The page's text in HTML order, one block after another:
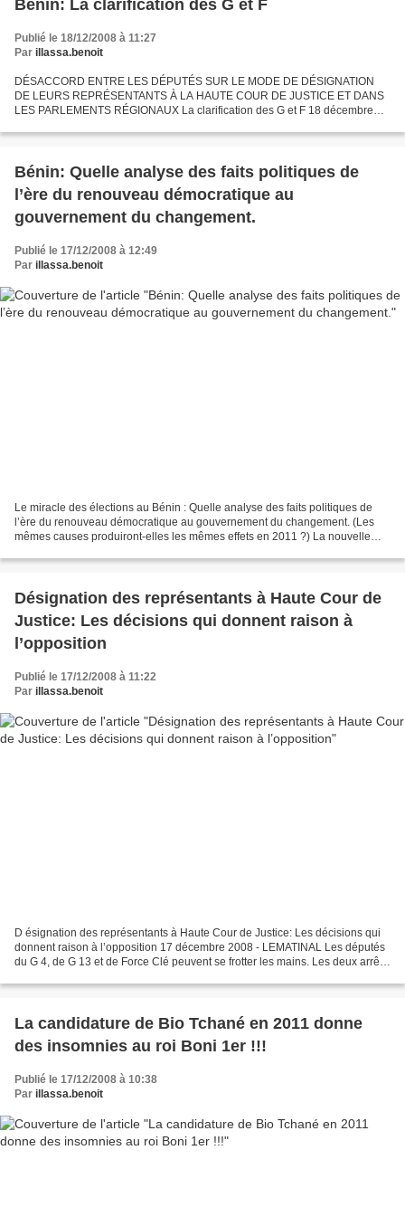
Bénin: La clarification des G et F
Publié le 18/12/2008 à 11:27
Par illassa.benoit
DÉSACCORD ENTRE LES DÉPUTÉS SUR LE MODE DE DÉSIGNATION
DE LEURS REPRÉSENTANTS À LA HAUTE COUR DE JUSTICE ET DANS
LES PARLEMENTS RÉGIONAUX La clarification des G et F 18 décembre
députés G et...
Bénin: Quelle analyse des faits politiques de
l’ère du renouveau démocratique au
gouvernement du changement.
Publié le 17/12/2008 à 12:49
Par illassa.benoit
Le miracle des élections au Bénin : Quelle analyse des faits politiques de
l’ère du renouveau démocratique au gouvernement du changement. (Les
mêmes causes produiront-elles les mêmes effets en 2011 ?) La nouvelle
Désignation des représentants à Haute Cour de
Justice: Les décisions qui donnent raison à
l’opposition
Publié le 17/12/2008 à 11:22
Par illassa.benoit
D ésignation des représentants à Haute Cour de Justice: Les décisions qui
donnent raison à l’opposition 17 décembre 2008 - LEMATINAL Les députés
du G 4, de G 13 et de Force Clé peuvent se frotter les mains. Les deux arrêts
La candidature de Bio Tchané en 2011 donne
des insomnies au roi Boni 1er !!!
Publié le 17/12/2008 à 10:38
Par illassa.benoit